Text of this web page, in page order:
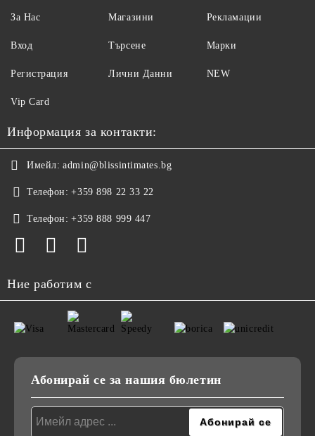
За Нас
Вход
Регистрация
Магазини
Търсене
Лични Данни
Рекламации
Марки
NEW
Vip Card
Информация за контакти:
Имейл: admin@blissintimates.bg
Телефон: +359 898 22 33 22
Телефон: +359 888 999 447
Ние работим с
Абонирай се за нашия бюлетин